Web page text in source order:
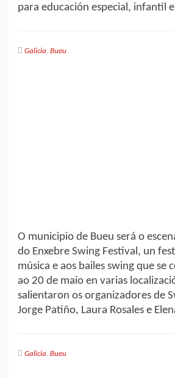
para educación especial, infantil
Galicia, Bueu
O municipio de Bueu será o
do Enxebre Swing Festival, un
música e aos bailes swing que se
ao 20 de maio en varias
salientaron os organizadores de
Jorge Patiño, Laura Rosales e
Galicia, Bueu